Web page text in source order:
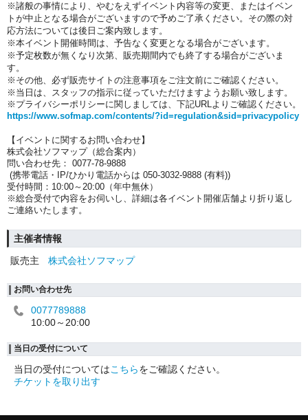
※諸般の事情により、やむをえずイベント内容等の変更、またはイベン
トが中止となる場合がございますので予めご了承ください。その際の対
応方法については後日ご案内致します。
※本イベント開催時間は、予告なく変更となる場合がございます。
※予定枚数が無くなり次第、販売期間内でも終了する場合がございま
す。
※その他、必ず販売サイトの注意事項をご注文前にご確認ください。
※当日は、スタッフの指示に従っていただけますようお願い致します。
※プライバシーポリシーに関しましては、下記URLよりご確認ください。
https://www.sofmap.com/contents/?id=regulation&sid=privacypolicy
【イベントに関するお問い合わせ】
株式会社ソフマップ（総合案内）
問い合わせ先： 0077-78-9888
(携帯電話・IP/ひかり電話からは 050-3032-9888 (有料))
受付時間：10:00～20:00（年中無休）
※総合受付で内容をお伺いし、詳細は各イベント開催店舗より折り返し
ご連絡いたします。
主催者情報
販売主
株式会社ソフマップ
お問い合わせ先
0077789888
10:00～20:00
当日の受付について
当日の受付についてはこちらをご確認ください。
チケットを取り出す